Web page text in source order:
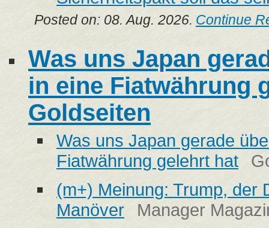
Posted on: 08. Aug. 2026. Continue
Was uns Japan
in eine Fiatwährung
Goldseiten
Was uns Japan gerade
Fiatwährung gelehrt hat
(m+) Meinung: Trump, der
Manöver
Manager